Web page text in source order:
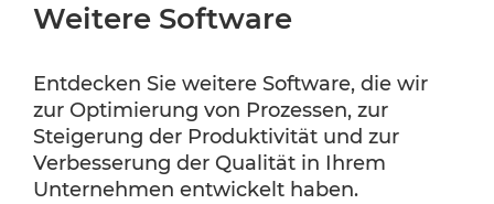
Weitere Software
Entdecken Sie weitere Software, die wir
zur Optimierung von Prozessen, zur
Steigerung der Produktivität und zur
Verbesserung der Qualität in Ihrem
Unternehmen entwickelt haben.